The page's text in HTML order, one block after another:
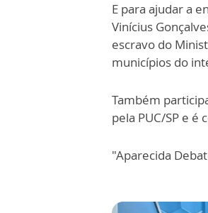
E para ajudar a
Vinícius
escravo do
municípios do
Também
pela PUC/SP e
"Aparecida